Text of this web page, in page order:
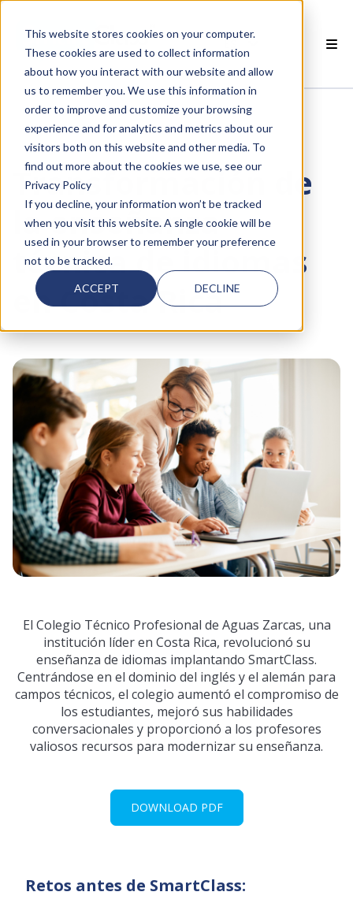
This website stores cookies on your computer.
These cookies are used to collect information
about how you interact with our website and allow
us to remember you. We use this information in
order to improve and customize your browsing
experience and for analytics and metrics about our
visitors both on this website and other media. To
find out more about the cookies we use, see our
Privacy Policy
If you decline, your information won’t be tracked
when you visit this website. A single cookie will be
used in your browser to remember your preference
not to be tracked.
ACCEPT DECLINE
ES
SMARTCLASS
QUÉ SMARTCLASS?
Transformación de
la enseñanza
técnica de idiomas
en Costa Rica
El Colegio Técnico Profesional de Aguas Zarcas, una
institución líder en Costa Rica, revolucionó su
enseñanza de idiomas implantando SmartClass.
Centrándose en el dominio del inglés y el alemán para
campos técnicos, el colegio aumentó el compromiso de
los estudiantes, mejoró sus habilidades
conversacionales y proporcionó a los profesores
valiosos recursos para modernizar su enseñanza.
DOWNLOAD PDF
Retos antes de SmartClass: